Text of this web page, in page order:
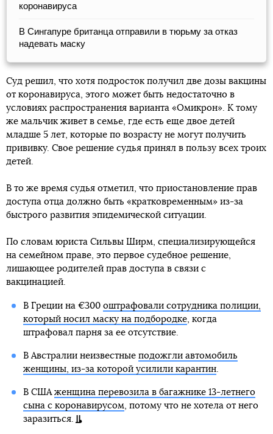
коронавируса
В Сингапуре британца отправили в тюрьму за отказ
надевать маску
Суд решил, что хотя подросток получил две дозы вакцины
от коронавируса, этого может быть недостаточно в
условиях распространения варианта «Омикрон». К тому
же мальчик живет в семье, где есть еще двое детей
младше 5 лет, которые по возрасту не могут получить
прививку. Свое решение судья принял в пользу всех троих
детей.
В то же время судья отметил, что приостановление прав
доступа отца должно быть «кратковременным» из-за
быстрого развития эпидемической ситуации.
По словам юриста Сильвы Ширм, специализирующейся
на семейном праве, это первое судебное решение,
лишающее родителей прав доступа в связи с
вакцинацией.
В Греции на €300 оштрафовали сотрудника полиции,
который носил маску на подбородке, когда
штрафовал парня за ее отсутствие.
В Австралии неизвестные подожгли автомобиль
женщины, из-за которой усилили карантин.
В США женщина перевозила в багажнике 13-летнего
сына с коронавирусом, потому что не хотела от него
заразиться.